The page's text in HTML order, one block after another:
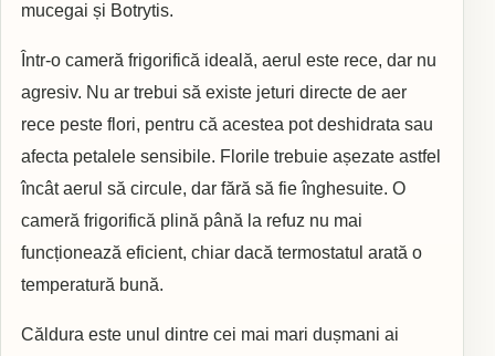
mucegai și Botrytis.
Într-o cameră frigorifică ideală, aerul este rece, dar nu
agresiv. Nu ar trebui să existe jeturi directe de aer
rece peste flori, pentru că acestea pot deshidrata sau
afecta petalele sensibile. Florile trebuie așezate astfel
încât aerul să circule, dar fără să fie înghesuite. O
cameră frigorifică plină până la refuz nu mai
funcționează eficient, chiar dacă termostatul arată o
temperatură bună.
Căldura este unul dintre cei mai mari dușmani ai